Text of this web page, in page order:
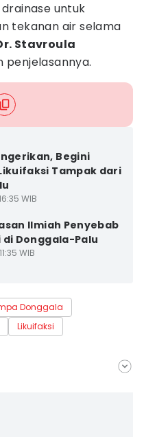
untuk
tekanan air selama
Stavroula
penjelasannya.
Begini
Tampak dari
WIB
Ilmiah Penyebab
di Donggala-Palu
WIB
Donggala
Likuifaksi